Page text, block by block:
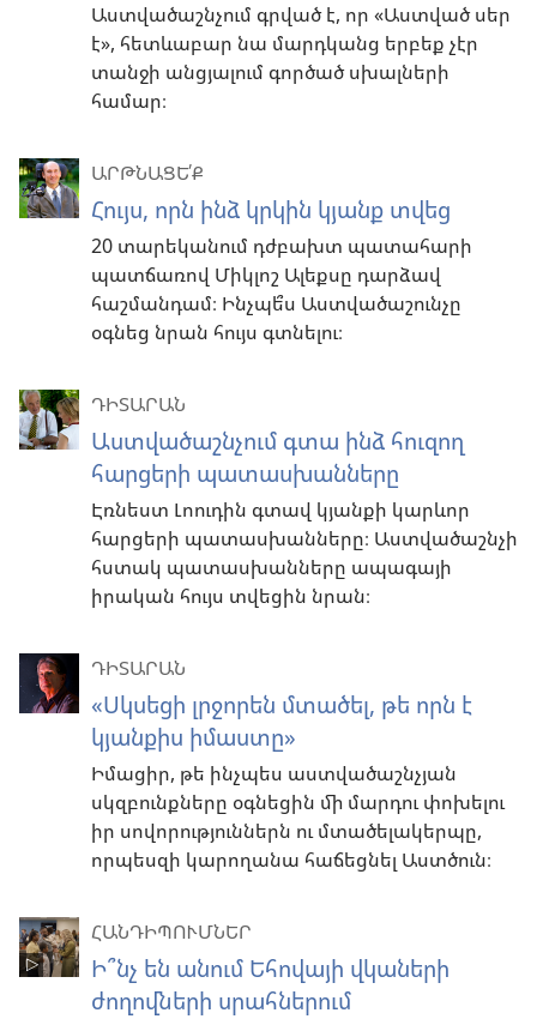
Աստվածաշնչում գրված է, որ «Աստված սեր
է», հետևաբար նա մարդկանց երբեք չէր
տանջի անցյալում գործած սխալների
համար։
ԱՐԹՆԱՑԵ՛Ք
Հույս, որն ինձ կրկին կյանք տվեց
20 տարեկանում դժբախտ պատահարի
պատճառով Միկլոշ Ալեքսը դարձավ
հաշմանդամ։ Ինչպե՞ս Աստվածաշունչը
օգնեց նրան հույս գտնելու։
ԴԻՏԱՐԱՆ
Աստվածաշնչում գտա ինձ հուզող
հարցերի պատասխանները
Էռնեստ Լոուդին գտավ կյանքի կարևոր
հարցերի պատասխանները։ Աստվածաշնչի
հստակ պատասխանները ապագայի
իրական հույս տվեցին նրան։
ԴԻՏԱՐԱՆ
«Սկսեցի լրջորեն մտածել, թե որն է
կյանքիս իմաստը»
Իմացիր, թե ինչպես աստվածաշնչյան
սկզբունքները օգնեցին մի մարդու փոխելու
իր սովորություններն ու մտածելակերպը,
որպեսզի կարողանա հաճեցնել Աստծուն։
ՀԱՆԴԻՊՈՒՄՆԵՐ
Ի՞նչ են անում Եհովայի վկաների
ժողովների սրահներում